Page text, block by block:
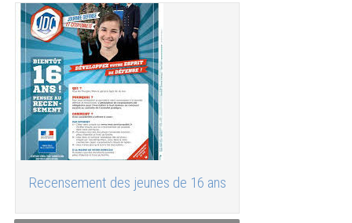
Recensement des jeunes de 16 ans